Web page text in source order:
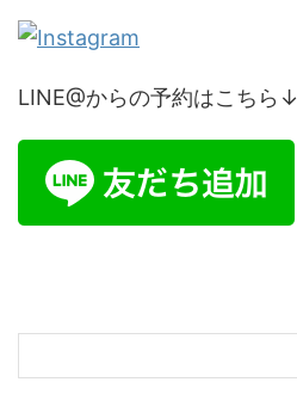
LINE@からの予約はこちら↓